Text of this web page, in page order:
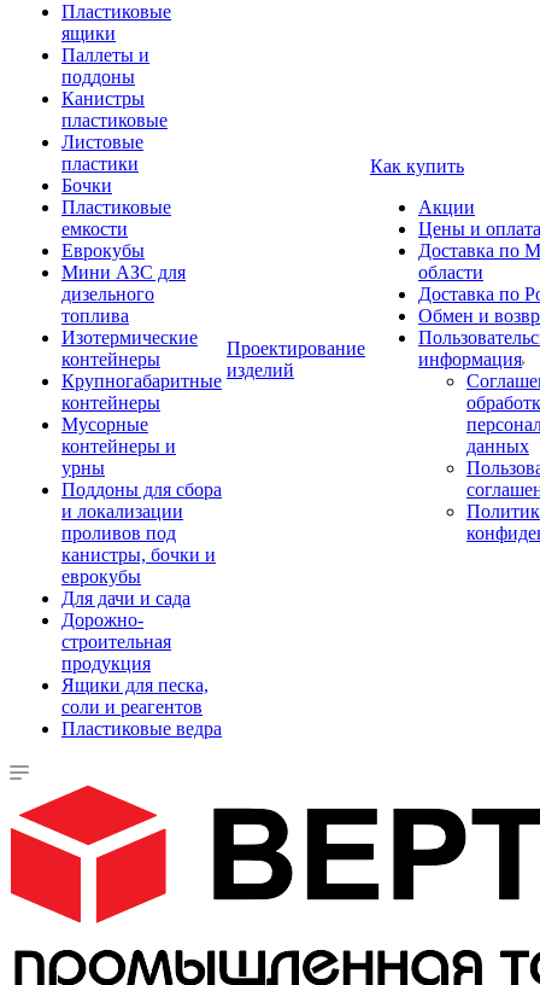
Пластиковые
ящики
Паллеты и
поддоны
Канистры
пластиковые
Листовые
пластики
Бочки
Пластиковые
емкости
Еврокубы
Мини АЗС для
дизельного
топлива
Изотермические
контейнеры
Крупногабаритные
контейнеры
Мусорные
контейнеры и
урны
Поддоны для сбора
и локализации
проливов под
канистры, бочки и
еврокубы
Для дачи и сада
Дорожно-
строительная
продукция
Ящики для песка,
соли и реагентов
Пластиковые ведра
Проектирование
изделий
Как купить
Акции
Цены и оплата
Доставка по
области
Доставка по
Обмен и
информация
данных